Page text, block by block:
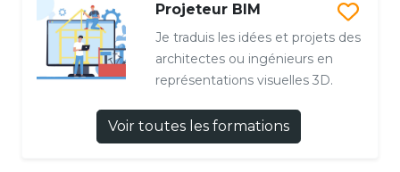
Projeteur BIM
Je traduis les idées et projets des
architectes ou ingénieurs en
représentations visuelles 3D.
Voir toutes les formations